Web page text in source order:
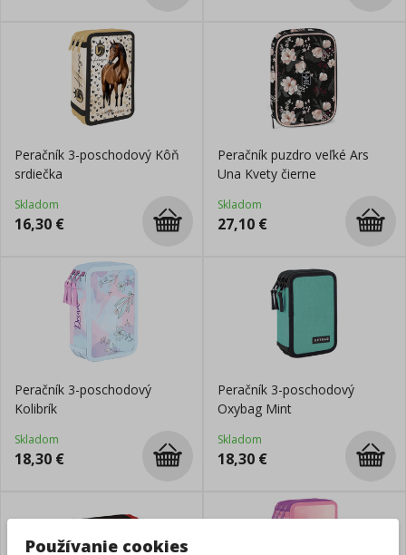
Peračník 3-poschodový Kôň
srdiečka
Skladom
16,30 €
Peračník puzdro veľké Ars
Una Kvety čierne
Skladom
27,10 €
Peračník 3-poschodový
Kolibrík
Skladom
18,30 €
Peračník 3-poschodový
Oxybag Mint
Skladom
18,30 €
Používanie cookies